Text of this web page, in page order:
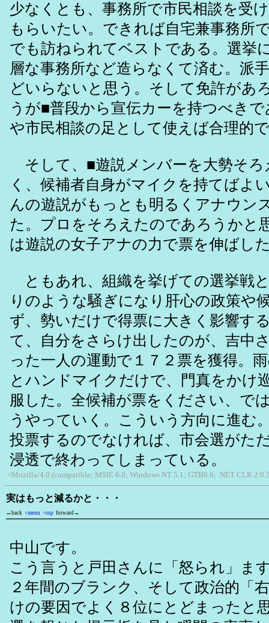
少なくとも、事務所で市民相談を受
もらいたい。できれば自宅兼事務所
でも訪ねられてベストである。選挙
層な事務所など造らなくて済む。派
どいらないと思う。そして免許があ
うが■普段から宣伝カーを持つべき
や市民相談の足として使えば合理的
そして、■遊説メンバーを大勢そろ
く、候補者自身がマイクを持てばよ
んの遊説がもっとも明るくアナウン
た。プロをそろえたのであろうかと
は遊説の女子アナの力で票を伸ばし
ともあれ、組織を挙げての選挙戦
りのような騒ぎになり肝心の政策や
ず、勢いだけで得票に大きく影響す
て、自分をさらけ出したのが、吉中
った一人の運動で１７２票を獲得。
とハンドマイクだけで、門真をかけ
服した。全候補が票をください、で
うやっていく。こういう方向に進む
投票するのでなければ、市会選がた
浸透で終わってしまっている。
<Mozilla/4.0 (compatible; MSIE 6.0; Windows NT 5.1; GTB6.6; .NET CLR
実はもっと減るかと・・・
←back ↑menu ↑top forward→
中山です。
こう言うと戸田さんに「怒られ」ま
２年間のブランク、そして政治的「
けの要因でよく８位にとどまったと